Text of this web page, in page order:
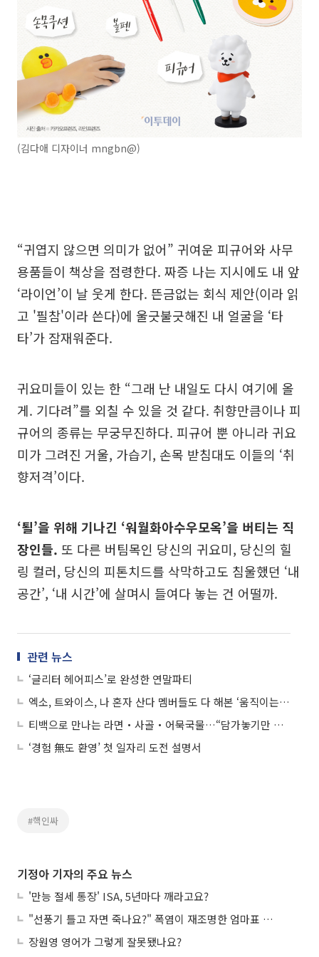
(김다애 디자이너 mngbn@)
“귀엽지 않으면 의미가 없어” 귀여운 피규어와 사무
용품들이 책상을 점령한다. 짜증 나는 지시에도 내 앞
‘라이언’이 날 웃게 한다. 뜬금없는 회식 제안(이라 읽
고 '필참'이라 쓴다)에 울긋불긋해진 내 얼굴을 ‘타
타’가 잠재워준다.
귀요미들이 있는 한 “그래 난 내일도 다시 여기에 올
게. 기다려”를 외칠 수 있을 것 같다. 취향만큼이나 피
규어의 종류는 무궁무진하다. 피규어 뿐 아니라 귀요
미가 그려진 거울, 가습기, 손목 받침대도 이들의 ‘취
향저격’이다.
‘퇼’을 위해 기나긴 ‘워월화아수우모옥’을 버티는 직
장인들. 또 다른 버팀목인 당신의 귀요미, 당신의 힐
링 컬러, 당신의 피톤치드를 삭막하고도 침울했던 ‘내
공간’, ‘내 시간’에 살며시 들여다 놓는 건 어떨까.
관련 뉴스
‘글리터 헤어피스’로 완성한 연말파티
엑소, 트와이스, 나 혼자 산다 멤버들도 다 해본 ‘움직이는 토끼모자’
티백으로 만나는 라면‧사골‧어묵국물…“담가놓기만 하세요”
‘경험 無도 환영’ 첫 일자리 도전 설명서
#핵인싸
기정아 기자의 주요 뉴스
'만능 절세 통장' ISA, 5년마다 깨라고요?
"선풍기 틀고 자면 죽나요?" 폭염이 재조명한 엄마표 괴담
장원영 영어가 그렇게 잘못됐나요?